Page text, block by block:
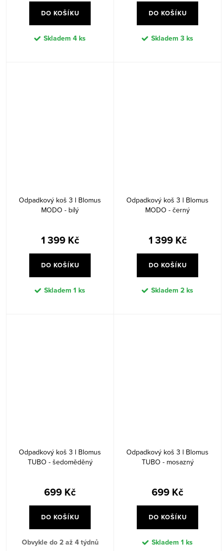
DO KOŠÍKU
Skladem 4 ks
DO KOŠÍKU
Skladem 3 ks
Odpadkový koš 3 l Blomus
MODO - bílý
1 399 Kč
DO KOŠÍKU
Skladem 1 ks
Odpadkový koš 3 l Blomus
MODO - černý
1 399 Kč
DO KOŠÍKU
Skladem 2 ks
Odpadkový koš 3 l Blomus
TUBO - šedoměděný
699 Kč
DO KOŠÍKU
Obvykle do 2 až 4 týdnů
Odpadkový koš 3 l Blomus
TUBO - mosazný
699 Kč
DO KOŠÍKU
Skladem 1 ks